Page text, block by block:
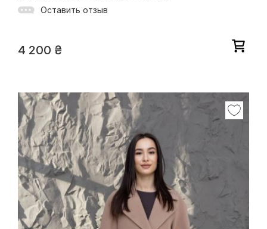
Оставить отзыв
4 200 ₴